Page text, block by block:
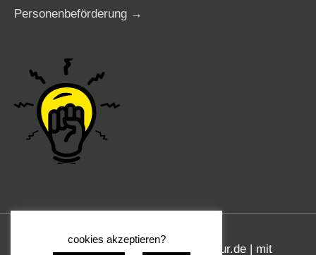
Personenbeförderung →
Copyright © 2026 www.taxi-agentur.de | mit
cookies akzeptieren?